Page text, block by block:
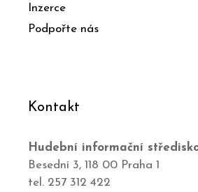
Inzerce
Podpořte nás
Kontakt
Hudební informační
Besední 3, 118 00 Praha 1
tel. 257 312 422